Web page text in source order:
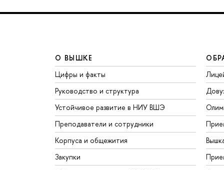
О ВЫШКЕ
Цифры и факты
Руководство и структура
Устойчивое развитие в НИУ ВШЭ
Преподаватели и сотрудники
Корпуса и общежития
Закупки